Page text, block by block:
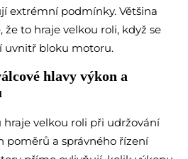
extrémní podmínky. Většina
to hraje velkou roli, když se
uvnitř bloku motoru.
hlavy výkon a
hraje velkou roli při udržování
poměrů a správného řízení